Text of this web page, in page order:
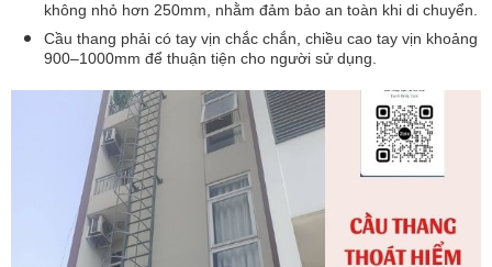
không nhỏ hơn 250mm, nhằm đảm bảo an toàn khi di chuyển.
Cầu thang phải có tay vịn chắc chắn, chiều cao tay vịn khoảng
900–1000mm để thuận tiện cho người sử dụng.